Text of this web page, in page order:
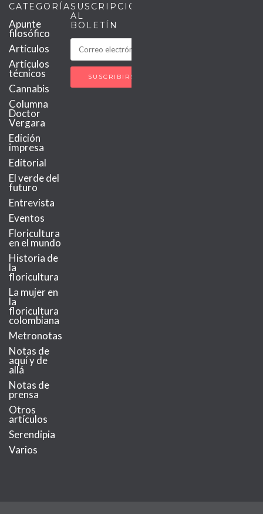
CATEGORÍAS
Apunte
filosófico
Artículos
Artículos
técnicos
Cannabis
Columna
Doctor
Vergara
Edición
impresa
Editorial
El verde del
futuro
Entrevista
Eventos
Floricultura
en el mundo
Historia de
la
floricultura
La mujer en
la
floricultura
colombiana
Metronotas
Notas de
aquí y de
allá
Notas de
prensa
Otros
artículos
Serendipia
Varios
SUSCRIPCIÓN
AL
BOLETÍN